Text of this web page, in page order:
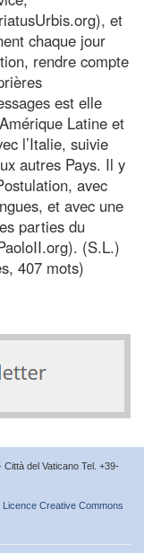
et
chaque jour
rendre compte
est elle
Latine et
l’Italie, suivie
autres Pays. Il y
avec
et avec une
parties du
(S.L.)
407 mots)
del Vaticano Tel. +39-
Licence Creative Commons